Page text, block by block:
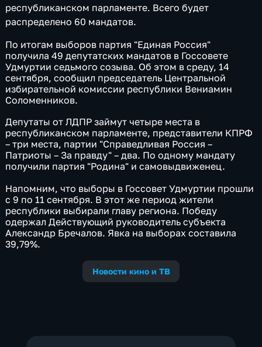
республиканском парламенте. Всего будет
распределено 60 мандатов.
По итогам выборов партия "Единая Россия"
получила 49 депутатских мандатов в Госсовете
Удмуртии седьмого созыва. Об этом в среду, 14
сентября, сообщил председатель Центральной
избирательной комиссии республики Вениамин
Соломенников.
Депутаты от ЛДПР займут четыре места в
республиканском парламенте, представители КПРФ
– три места, партии "Справедливая Россия –
Патриоты – За правду" – два. По одному мандату
получили партия "Родина" и самовыдвиженец.
Напомним, что выборы в Госсовет Удмуртии прошли
с 9 по 11 сентября. В этот же период жители
республики выбирали главу региона. Победу
одержал Действующий руководитель субъекта
Александр Бречалов. Явка на выборах составила
39,79%.
Новости кино и ТВ